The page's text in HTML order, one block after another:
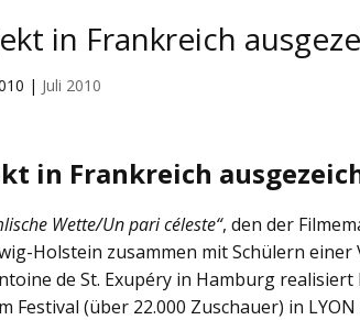
in Frankreich
| Juli 2010
in Frankreich
Wette/Un pari céleste“, den der
Holstein zusammen mit Schülern
de St. Exupéry in Hamburg
Festival (über 22.000 Zuschauer) in